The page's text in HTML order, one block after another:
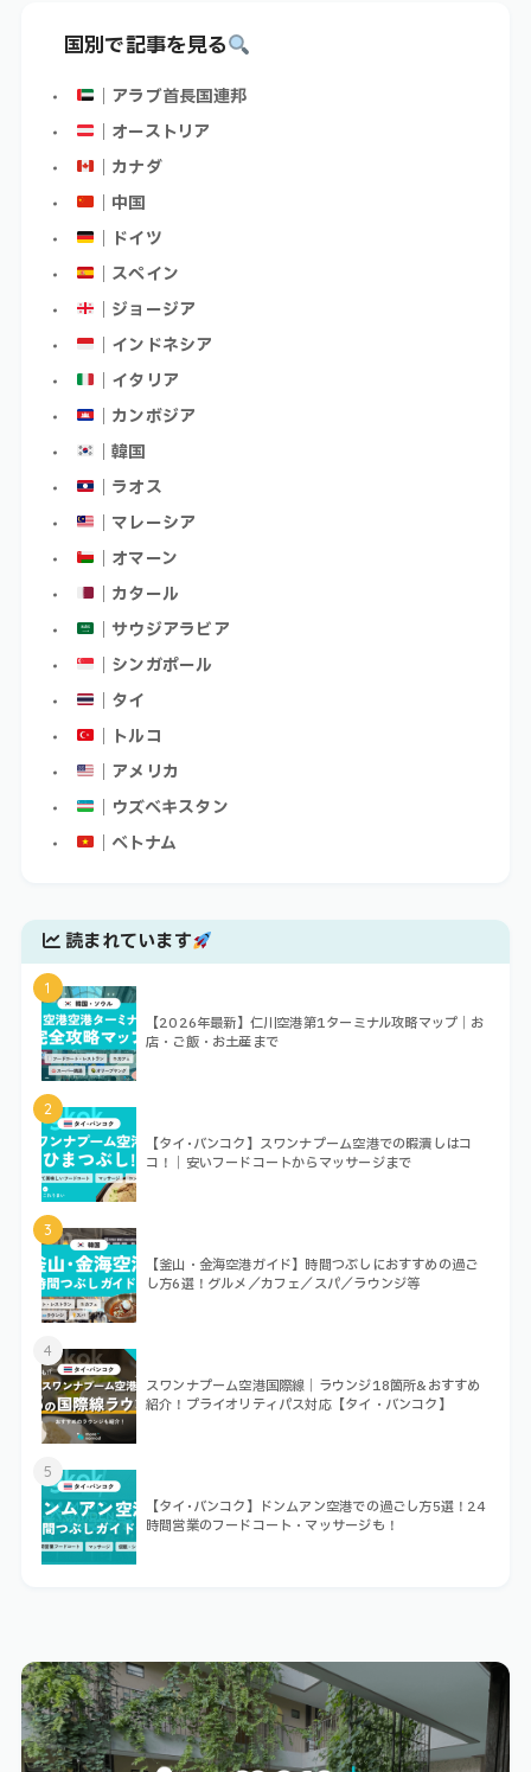
国別で記事を見る
｜アラブ首長国連邦
｜オーストリア
｜カナダ
｜中国
｜ドイツ
｜スペイン
｜ジョージア
｜インドネシア
｜イタリア
｜カンボジア
｜韓国
｜ラオス
｜マレーシア
｜オマーン
｜カタール
｜サウジアラビア
｜シンガポール
｜タイ
｜トルコ
｜アメリカ
｜ウズベキスタン
｜ベトナム
読まれています
1
【2026年最新】仁川空港第1ターミナル攻略マップ｜お
店・ご飯・お土産まで
2
【タイ･バンコク】スワンナプーム空港での暇潰しはコ
コ！｜安いフードコートからマッサージまで
3
【釜山・金海空港ガイド】時間つぶしにおすすめの過ご
し方6選！グルメ／カフェ／スパ／ラウンジ等
4
スワンナプーム空港国際線｜ラウンジ18箇所&おすすめ
紹介！プライオリティパス対応【タイ・バンコク】
5
【タイ･バンコク】ドンムアン空港での過ごし方5選！24
時間営業のフードコート・マッサージも！